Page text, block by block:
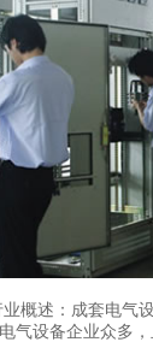
述：成套电气设
气设备企业众多